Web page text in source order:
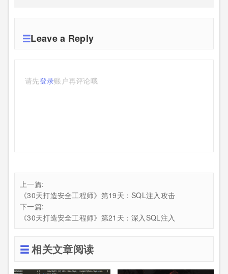
Leave a Reply
请先登录账户再评论哦
上一篇:
《30天打造安全工程师》第19天：SQL注入攻击
下一篇:
《30天打造安全工程师》第21天：深入SQL注入
相关文章阅读